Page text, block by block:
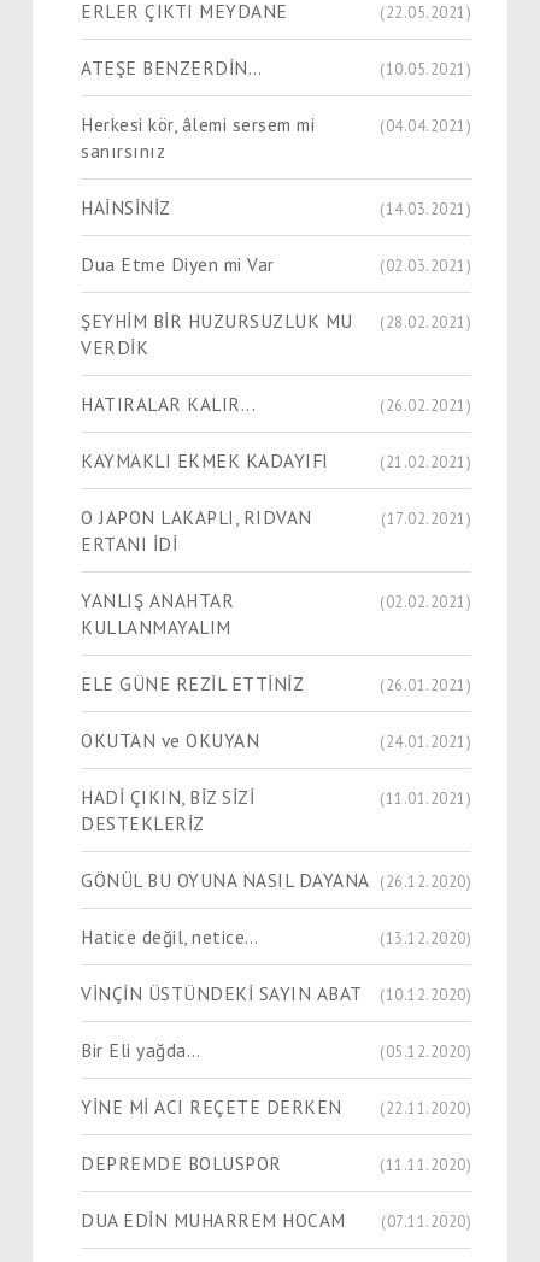
ERLER ÇIKTI MEYDANE (22.05.2021)
ATEŞE BENZERDİN… (10.05.2021)
Herkesi kör, âlemi sersem mi
sanırsınız
(04.04.2021)
HAİNSİNİZ (14.03.2021)
Dua Etme Diyen mi Var (02.03.2021)
ŞEYHİM BİR HUZURSUZLUK MU
VERDİK
(28.02.2021)
HATIRALAR KALIR... (26.02.2021)
KAYMAKLI EKMEK KADAYIFI (21.02.2021)
O JAPON LAKAPLI, RIDVAN
ERTANI İDİ
(17.02.2021)
YANLIŞ ANAHTAR
KULLANMAYALIM
(02.02.2021)
ELE GÜNE REZİL ETTİNİZ (26.01.2021)
OKUTAN ve OKUYAN (24.01.2021)
HADİ ÇIKIN, BİZ SİZİ
DESTEKLERİZ
(11.01.2021)
GÖNÜL BU OYUNA NASIL DAYANA (26.12.2020)
Hatice değil, netice… (13.12.2020)
VİNÇİN ÜSTÜNDEKİ SAYIN ABAT (10.12.2020)
Bir Eli yağda… (05.12.2020)
YİNE Mİ ACI REÇETE DERKEN (22.11.2020)
DEPREMDE BOLUSPOR (11.11.2020)
DUA EDİN MUHARREM HOCAM (07.11.2020)